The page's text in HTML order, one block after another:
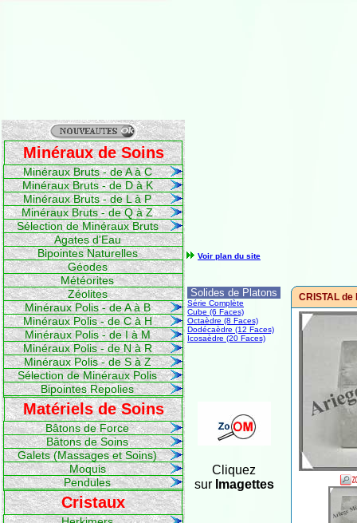
Minéraux de Soins
Minéraux Bruts - de A à C
Minéraux Bruts - de D à K
Minéraux Bruts - de L à P
Minéraux Bruts - de Q à Z
Sélection de Minéraux Bruts
Agates d'Eau
Bipointes Naturelles
Géodes
Météorites
Zéolites
Minéraux Polis - de A à B
Minéraux Polis - de C à H
Minéraux Polis - de I à M
Minéraux Polis - de N à R
Minéraux Polis - de S à Z
Sélection de Minéraux Polis
Bipointes Repolies
Matériels de Soins
Bâtons de Force
Bâtons de Soins
Galets (Massages et Soins)
Moquis
Pendules
Cristaux
Voir plan du site
Solides de Platons
Série Complète
Cube (6 Faces)
Octaèdre (8 Faces)
Dodécaèdre (12 Faces)
Icosaèdre (20 Faces)
Cliquez
surImagettes
CRISTAL de